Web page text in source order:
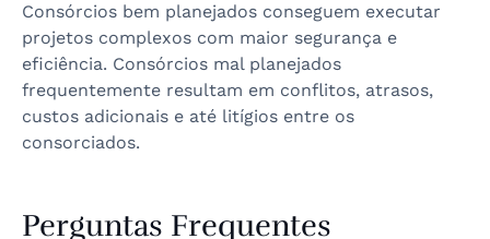
Consórcios bem planejados conseguem executar
projetos complexos com maior segurança e
eficiência. Consórcios mal planejados
frequentemente resultam em conflitos, atrasos,
custos adicionais e até litígios entre os
consorciados.
Perguntas Frequentes